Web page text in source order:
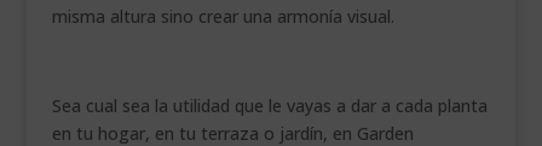
misma altura sino crear una armonía visual.
Sea cual sea la utilidad que le vayas a dar a cada planta
en tu hogar, en tu terraza o jardín, en Garden